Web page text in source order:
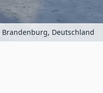
Deutschland